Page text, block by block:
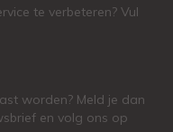
te verbeteren? Vul
worden? Meld je dan
en volg ons op